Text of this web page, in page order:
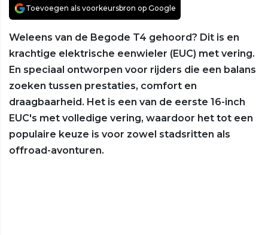
Toevoegen als voorkeursbron op Google
Weleens van de Begode T4 gehoord? Dit is en
krachtige elektrische eenwieler (EUC) met vering.
En speciaal ontworpen voor rijders die een balans
zoeken tussen prestaties, comfort en
draagbaarheid. Het is een van de eerste 16-inch
EUC's met volledige vering, waardoor het tot een
populaire keuze is voor zowel stadsritten als
offroad-avonturen.